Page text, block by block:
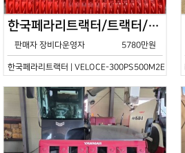
한국페라리트랙터/트랙터/기타/VELOCE-300PS500M2E/2022년식
판매자 장비다운영자 5780만원
한국페라리트랙터 | VELOCE-300PS500M2E |